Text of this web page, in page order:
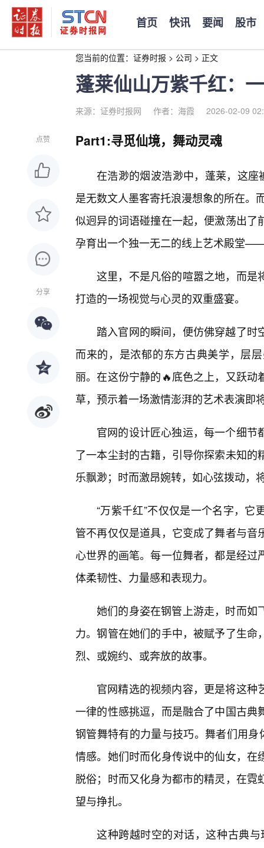
首页 快讯 要闻 股市
您当前的位置： 证券时报 > 公司 > 正文
蓬莱仙山万紫千红：
来源：证券时报网 作者：海霞 2026-02-09
点赞
分享
Part1:寻觅仙境，舞动灵魂
在浩渺的烟波浩渺中，蓬莱，这座
是无数文人墨客寄托浪漫想象的所在。
似迥异的词语碰撞在一起，便激荡出
孕育出一个独一无二的线上艺术殿堂
这里，不是凡俗的喧嚣之地，而是
打造的一场视觉与心灵的双重盛宴。
踏入官网的瞬间，便仿佛穿越了
而来的，是浓郁的东方古典美学，层
丽。在这份宁静的🔥底色之上，又跃
草，预示着一场激情澎湃的艺术表演即
官网的设计匠心独运，每一个细
了一本尘封的古籍，引导你探索未知
乐飘渺；时而激昂婉转，如心弦拨动，
“万紫千红”不仅仅是一个名字，
管不再仅仅是道具，它变成了舞者与
心世界的画笔。每一位舞者，都是经
体柔韧性、力量感和表现力。
她们的身姿在钢管上游走，时而如
力。钢管在她们的手中，被赋予了生
烈、或婉约、或奔放的故事。
官网精选的视频内容，更是将这
一律的性感挑逗，而是融合了中国古
钢管舞特有的力量与技巧。舞者们用
情感。她们时而化身传说中的仙女，
脱俗；时而又化身为都市的精灵，在
望与挣扎。
这种跨越时空的对话，这种古典